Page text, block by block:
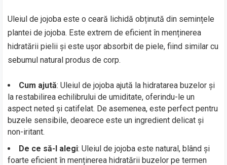
Uleiul de jojoba este o ceară lichidă obținută din semințele
plantei de jojoba. Este extrem de eficient în menținerea
hidratării pielii și este ușor absorbit de piele, fiind similar cu
sebumul natural produs de corp.
Cum ajută: Uleiul de jojoba ajută la hidratarea buzelor și
la restabilirea echilibrului de umiditate, oferindu-le un
aspect neted și catifelat. De asemenea, este perfect pentru
buzele sensibile, deoarece este un ingredient delicat și
non-iritant.
De ce să-l alegi: Uleiul de jojoba este natural, blând și
foarte eficient în menținerea hidratării buzelor pe termen